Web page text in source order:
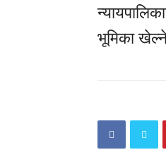
भूमिका